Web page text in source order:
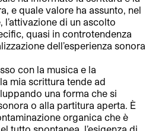
e quale valore ha assunto, nel
di un ascolto
quasi in controtendenza
dell’esperienza sonora
con la musica e la
mia scrittura tende ad
una forma che si
o alla partitura aperta. È
organica che è